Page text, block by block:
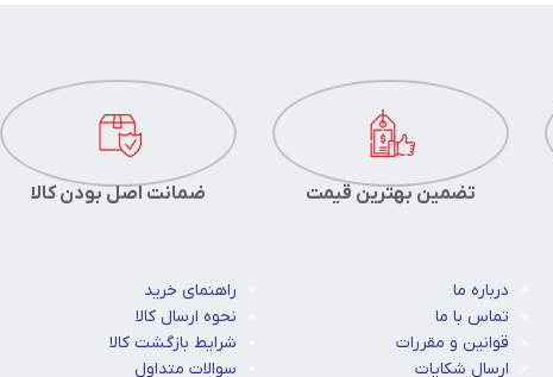
ضمانت اصل بودن کالا تضمین بهترین قیمت
راهنمای خرید
نحوه ارسال کالا
شرایط بازگشت کالا
سوالات متداول
درباره ما
تماس با ما
قوانین و مقررات
ارسال شکایات